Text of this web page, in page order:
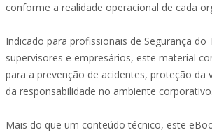
conforme a realidade operacional de cada
Indicado para profissionais de Segurança do
supervisores e empresários, este material
para a prevenção de acidentes, proteção da
da responsabilidade no ambiente corporativo.
Mais do que um conteúdo técnico, este